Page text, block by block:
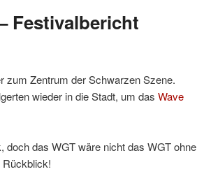
Festivalbericht
zum Zentrum der Schwarzen Szene.
wieder in die Stadt, um das Wave
das WGT wäre nicht das WGT ohne